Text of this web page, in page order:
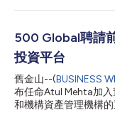
升實現下階段全球成
Rise」。她在該公司
新、戰略合作關係與
South Initiative的過程
混合融資工具，旨在
方案。進入TPG Inc.
Ellis LLP擔任合夥人。
500 Global聘請
投資平台
舊金山--(BUSINESS
布任命Atul Mehta加
和機構資產管理機構